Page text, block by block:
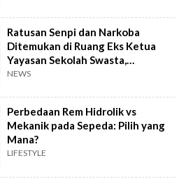
Ratusan Senpi dan Narkoba
Ditemukan di Ruang Eks Ketua
Yayasan Sekolah Swasta,
Pengelola Buka Suara
NEWS
Perbedaan Rem Hidrolik vs
Mekanik pada Sepeda: Pilih yang
Mana?
LIFESTYLE